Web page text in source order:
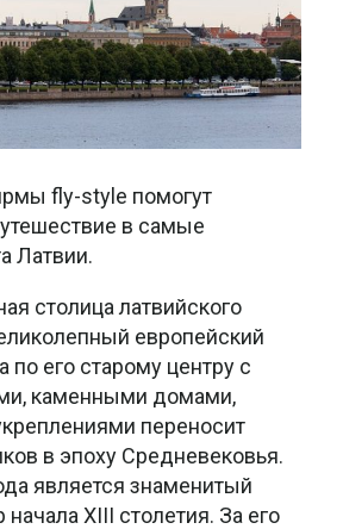
fly-style помогут
в самые
Латвии.
столица латвийского
европейский
по его старому центру с
каменными домами,
переносит
в эпоху Средневековья.
является знаменитый
XIII столетия. За его